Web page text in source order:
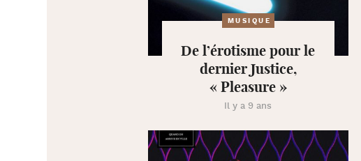
MUSIQUE
De l’érotisme pour le
dernier Justice,
« Pleasure »
Il y a 9 ans